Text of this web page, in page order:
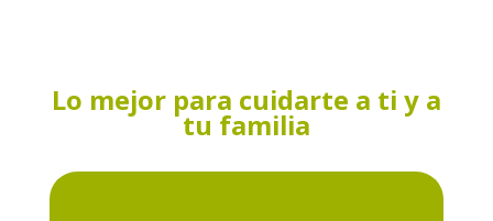
Lo mejor para cuidarte a ti y a
tu familia